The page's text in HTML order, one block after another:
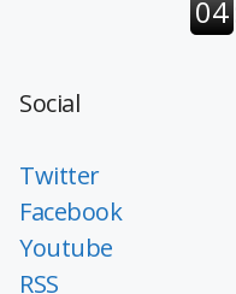
Social
Twitter
Facebook
Youtube
RSS